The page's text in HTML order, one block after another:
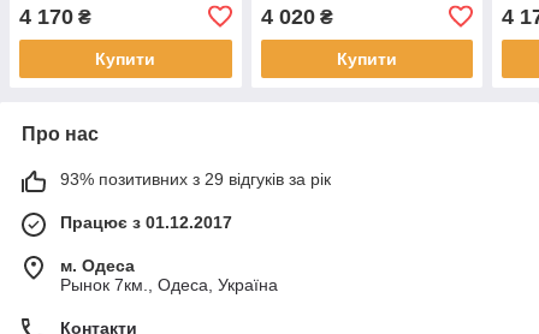
4 170 ₴
Купити
4 020₴
Купити
4
Про нас
93% позитивних з 29 відгуків за рік
Працює з 01.12.2017
м. Одеса
Рынок 7км., Одеса, Україна
Контакти